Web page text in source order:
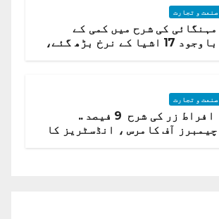
صنعت و تجارت
مہنگائی کی شرح میں کمی کے
باوجود 17 اشیا کے نرخ بڑھ گئے،
صنعت و تجارت
افراط زر کی شرح 9 فیصد ..
چیمبرز آف کامرس ، انڈسٹریز کا